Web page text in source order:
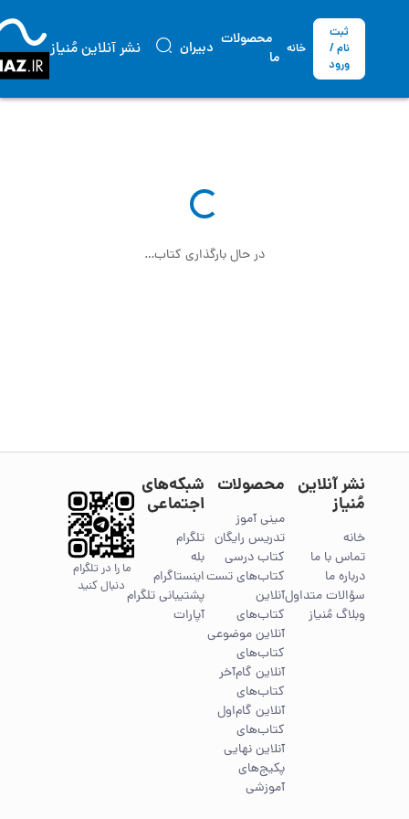
ثبت
نام /
ورود
خانه
محصولات
ما
دبیران نشر آنلاین مُنیاز
در حال بارگذاری کتاب…
نشر آنلاین
مُنیاز
خانه
تماس با ما
درباره ما
سؤالات متداول
وبلاگ مُنیاز
محصولات
مینی آموز
تدریس رایگان
کتاب درسی
کتاب‌های تست
آنلاین
کتاب‌های
آنلاین موضوعی
کتاب‌های
آنلاین گام‌آخر
کتاب‌های
آنلاین گام‌اول
کتاب‌های
آنلاین نهایی
پکیج‌های
آموزشی
شبکه‌های
اجتماعی
تلگرام
بله
اینستاگرام
پشتیبانی تلگرام
آپارات
ما را در تلگرام
دنبال کنید